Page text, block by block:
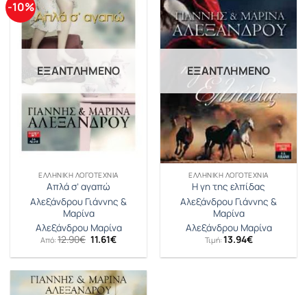
-10%
ΕΞΑΝΤΛΗΜΈΝΟ
ΕΛΛΗΝΙΚΉ ΛΟΓΟΤΕΧΝΊΑ
Απλά σ’ αγαπώ
Αλεξάνδρου Γιάννης &
Μαρίνα
Αλεξάνδρου Μαρίνα
Από: 12.90€ Original
price
was:
11.61€Η
τιμή
11.61€.
ΕΞΑΝΤΛΗΜΈΝΟ
ΕΛΛΗΝΙΚΉ ΛΟΓΟΤΕΧΝΊΑ
Η γη της ελπίδας
Αλεξάνδρου Γιάννης &
Μαρίνα
Αλεξάνδρου Μαρίνα
Τιμή: 13.94€